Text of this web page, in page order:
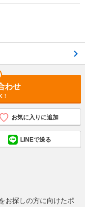
わせ
お気に入りに追加
LINEで送る
お探しの方に向けたポ